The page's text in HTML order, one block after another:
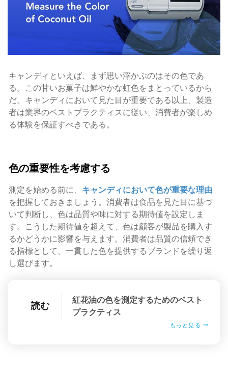
キャンディといえば、まず思い浮かぶのはその色であ
る。この甘いお菓子は鮮やかな虹色をまとっているから
だ。キャンディにおいて見た目が重要である以上、製造
者は業界のベストプラクティスに従い、消費者が楽しめ
る体験を保証すべきである。
色の重要性を考慮する
測定を始める前に、 キャンディにおいて色が重要な理由
を把握しておきましょう。消費者は食品を見た目に基づ
いて判断し、色は品質や味に対する期待値を設定しま
す。こうした期待値を超えて、色は顧客が製品を購入す
るかどうかに影響を与えます。消費者は品質の信頼でき
る指標として、一貫した色を提供するブランドを繰り返
し選びます。
読む
紅花油の色を測定するためのベスト
プラクティス
もっと見る